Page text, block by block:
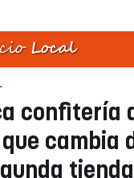
confitería
que cambia